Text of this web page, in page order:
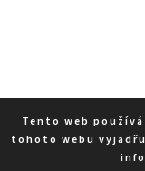
Tento web
tohoto webu